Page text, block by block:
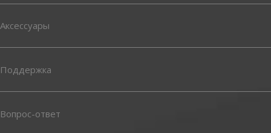
Аксессуары
Поддержка
Вопрос-ответ